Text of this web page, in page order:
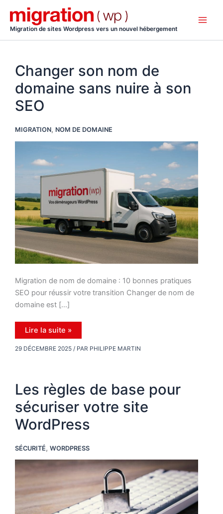
contenu
Migration de sites Wordpress vers un nouvel hébergement
Changer son nom de
domaine sans nuire à son
SEO
MIGRATION, NOM DE DOMAINE
Migration de nom de domaine : 10 bonnes pratiques
SEO pour réussir votre transition Changer de nom de
domaine est […]
Changer
son
nom
de
son
SEO
Lire la suite »
29 DÉCEMBRE 2025 / PAR PHILIPPE MARTIN
Les règles de base pour
sécuriser votre site
WordPress
SÉCURITÉ, WORDPRESS